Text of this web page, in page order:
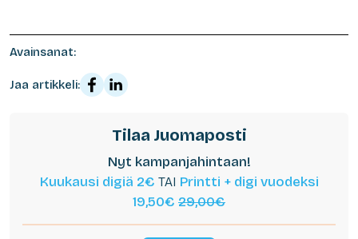
Avainsanat:
Jaa artikkeli:
Tilaa Juomaposti
Nyt kampanjahintaan!
Kuukausi digiä 2€ TAI Printti + digi vuodeksi
19,50€ 29,00€